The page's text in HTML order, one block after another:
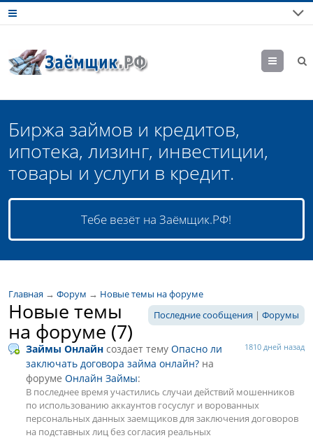
Биржа займов и кредитов,
ипотека, лизинг, инвестиции,
товары и услуги в кредит.
Тебе везёт на Заёмщик.РФ!
Главная →Форум → Новые темы на форуме
Последние сообщения | Форумы
Новые темы
на форуме (7)
1810 дней назад
Займы Онлайн создает темуОпасно ли
заключать договора займа онлайн? на
форумеОнлайн Займы:
В последнее время участились случаи действий мошенников
по использованию аккаунтов госуслуг и ворованных
персональных данных заемщиков для заключения договоров
на подставных лиц без согласия реальных